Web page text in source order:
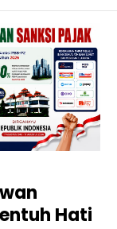
Hati